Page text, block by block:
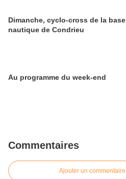
Dimanche, cyclo-cross de la base
nautique de Condrieu
Au programme du week-end
Commentaires
Ajouter un commentaire